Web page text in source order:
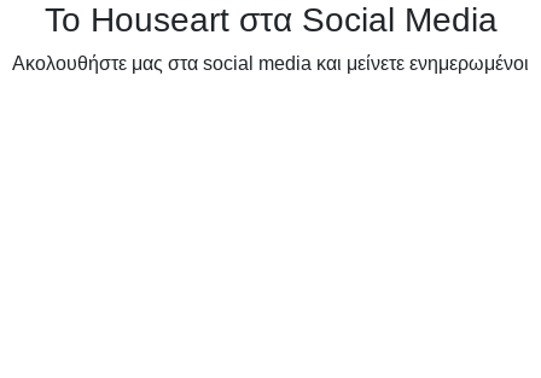
Το Houseart στα Social Media
Ακολουθήστε μας στα social media και μείνετε ενημερωμένοι